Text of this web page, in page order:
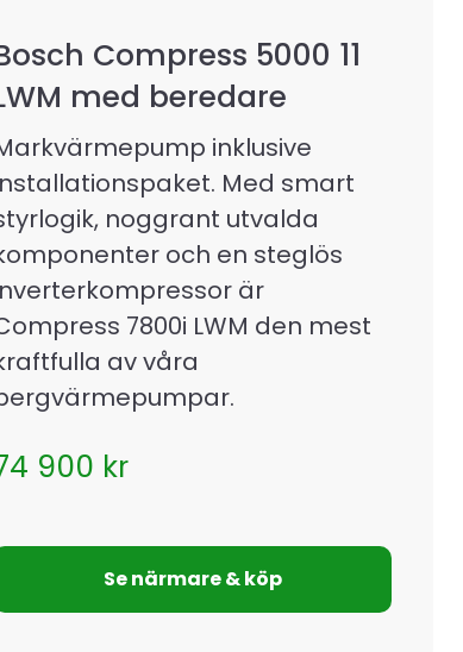
Compress 5000 11
med beredare
inklusive
Med smart
noggrant utvalda
och en steglös
är
7800i LWM den mest
av våra
900 kr
Se närmare & köp